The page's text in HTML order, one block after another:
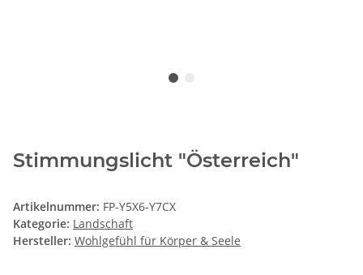
Stimmungslicht "Österreich"
Artikelnummer: FP-Y5X6-Y7CX
Kategorie: Landschaft
Hersteller: Wohlgefühl für Körper & Seele